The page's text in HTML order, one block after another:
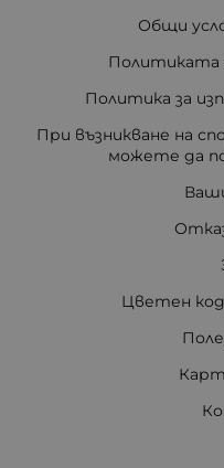
Общи
Политиката
Политика за
При възникване на
можете да
Цветен